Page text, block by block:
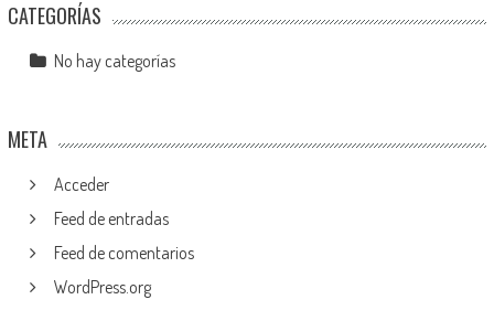
CATEGORÍAS
No hay categorías
META
Acceder
Feed de entradas
Feed de comentarios
WordPress.org